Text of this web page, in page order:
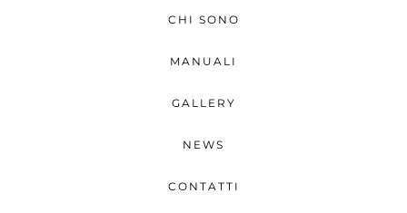
CHI SONO
MANUALI
GALLERY
NEWS
CONTATTI